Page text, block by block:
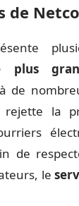
de
plus
de
rejette la
de
le